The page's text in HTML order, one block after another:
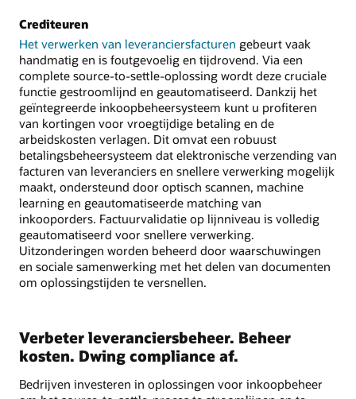
Crediteuren
Het verwerken van leveranciersfacturen gebeurt vaak
handmatig en is foutgevoelig en tijdrovend. Via een
complete source-to-settle-oplossing wordt deze cruciale
functie gestroomlijnd en geautomatiseerd. Dankzij het
geïntegreerde inkoopbeheersysteem kunt u profiteren
van kortingen voor vroegtijdige betaling en de
arbeidskosten verlagen. Dit omvat een robuust
betalingsbeheersysteem dat elektronische verzending van
facturen van leveranciers en snellere verwerking mogelijk
maakt, ondersteund door optisch scannen, machine
learning en geautomatiseerde matching van
inkooporders. Factuurvalidatie op lijnniveau is volledig
geautomatiseerd voor snellere verwerking.
Uitzonderingen worden beheerd door waarschuwingen
en sociale samenwerking met het delen van documenten
om oplossingstijden te versnellen.
Verbeter leveranciersbeheer. Beheer
kosten. Dwing compliance af.
Bedrijven investeren in oplossingen voor inkoopbeheer